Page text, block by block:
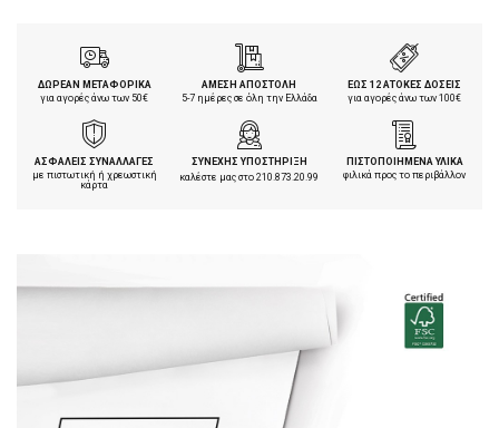
ΔΩΡΕΑΝ ΜΕΤΑΦΟΡΙΚΑ
για αγορές άνω των 50€
ΑΜΕΣΗ ΑΠΟΣΤΟΛΗ
5-7 ημέρες σε όλη την Ελλάδα
ΕΩΣ 12 ΑΤΟΚΕΣ ΔΟΣΕΙΣ
για αγορές άνω των 100€
ΑΣΦΑΛΕΙΣ ΣΥΝΑΛΛΑΓΕΣ
με πιστωτική ή χρεωστική
κάρτα
ΣΥΝΕΧΗΣ ΥΠΟΣΤΗΡΙΞΗ
καλέστε μας στο210.873.20.99
ΠΙΣΤΟΠΟΙΗΜΕΝΑ ΥΛΙΚΑ
φιλικά προς το περιβάλλον